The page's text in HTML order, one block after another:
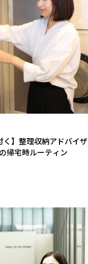
く】整理収納アドバイザ
帰宅時ルーティン